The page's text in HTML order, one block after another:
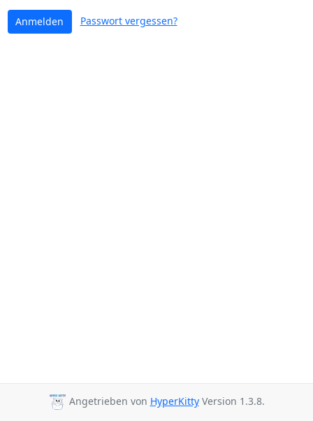
Anmelden Passwort vergessen?
Angetrieben von HyperKittyVersion 1.3.8.